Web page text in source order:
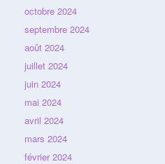
octobre 2024
septembre 2024
août 2024
juillet 2024
juin 2024
mai 2024
avril 2024
mars 2024
février 2024